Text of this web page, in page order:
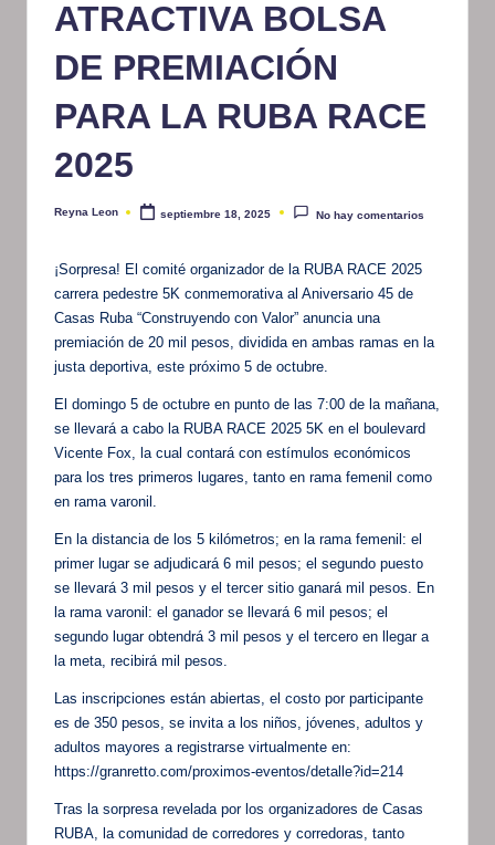
m
at
iv
ATRACTIVA BOLSA
DE PREMIACIÓN
PARA LA RUBA RACE
2025
Publicado
Reyna Leon septiembre 18, 2025 No hay comentarios
¡Sorpresa! El comité organizador de la RUBA RACE 2025
carrera pedestre 5K conmemorativa al Aniversario 45 de
Casas Ruba “Construyendo con Valor” anuncia una
premiación de 20 mil pesos, dividida en ambas ramas en la
justa deportiva, este próximo 5 de octubre.
El domingo 5 de octubre en punto de las 7:00 de la mañana,
se llevará a cabo la RUBA RACE 2025 5K en el boulevard
Vicente Fox, la cual contará con estímulos económicos
para los tres primeros lugares, tanto en rama femenil como
en rama varonil.
En la distancia de los 5 kilómetros; en la rama femenil: el
primer lugar se adjudicará 6 mil pesos; el segundo puesto
se llevará 3 mil pesos y el tercer sitio ganará mil pesos. En
la rama varonil: el ganador se llevará 6 mil pesos; el
segundo lugar obtendrá 3 mil pesos y el tercero en llegar a
la meta, recibirá mil pesos.
Las inscripciones están abiertas, el costo por participante
es de 350 pesos, se invita a los niños, jóvenes, adultos y
adultos mayores a registrarse virtualmente en:
https://granretto.com/proximos-eventos/detalle?id=214
Tras la sorpresa revelada por los organizadores de Casas
RUBA, la comunidad de corredores y corredoras, tanto